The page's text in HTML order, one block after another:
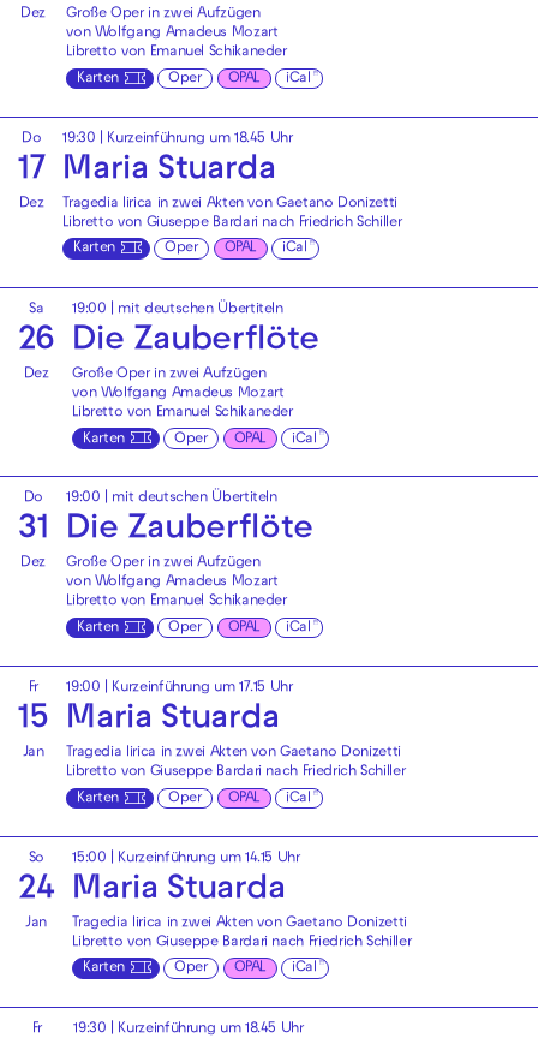
Dez
Große Oper in zwei Aufzügen
von Wolfgang Amadeus Mozart
Libretto von Emanuel Schikaneder
Karten
Oper OPAL iCal
Do
17
Dez
19:30 | Kurzeinführung um 18.45 Uhr
Maria Stuarda
Tragedia lirica in zwei Akten von Gaetano Donizetti
Libretto von Giuseppe Bardari nach Friedrich Schiller
Karten
Oper OPAL iCal
Sa
26
Dez
19:00 mit deutschen Übertiteln
Die Zauberflöte
Große Oper in zwei Aufzügen
von Wolfgang Amadeus Mozart
Libretto von Emanuel Schikaneder
Karten
Oper OPAL iCal
Do
31
Dez
19:00 mit deutschen Übertiteln
Die Zauberflöte
Große Oper in zwei Aufzügen
von Wolfgang Amadeus Mozart
Libretto von Emanuel Schikaneder
Karten
Oper OPAL iCal
Fr
15
Jan
19:00 | Kurzeinführung um 17.15 Uhr
Maria Stuarda
Tragedia lirica in zwei Akten von Gaetano Donizetti
Libretto von Giuseppe Bardari nach Friedrich Schiller
Karten
Oper OPAL iCal
So
24
Jan
15:00 | Kurzeinführung um 14.15 Uhr
Maria Stuarda
Tragedia lirica in zwei Akten von Gaetano Donizetti
Libretto von Giuseppe Bardari nach Friedrich Schiller
Karten
Oper OPAL iCal
Fr 19:30 | Kurzeinführung um 18.45 Uhr